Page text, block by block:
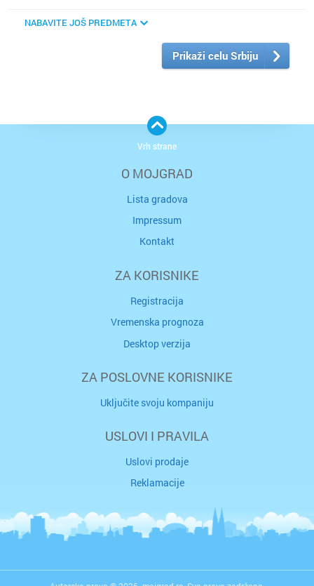
NABAVITE JOŠ PREDMETA
Prikaži celu Srbiju
O MOJGRAD
Lista gradova
Impressum
Kontakt
ZA KORISNIKE
Registracija
Vremenska prognoza
Desktop verzija
ZA POSLOVNE KORISNIKE
Uključite svoju kompaniju
USLOVI I PRAVILA
Uslovi prodaje
Reklamacije
Vrh strane